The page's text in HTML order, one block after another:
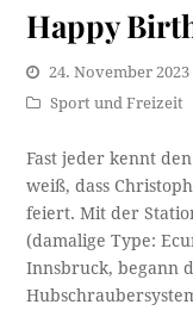
Happy
24. November 2023
Sport und Freizeit
Fast jeder kennt
weiß, dass
feiert. Mit der
(damalige Type:
Innsbruck, begann